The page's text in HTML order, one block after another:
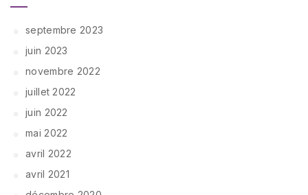
septembre 2023
juin 2023
novembre 2022
juillet 2022
juin 2022
mai 2022
avril 2022
avril 2021